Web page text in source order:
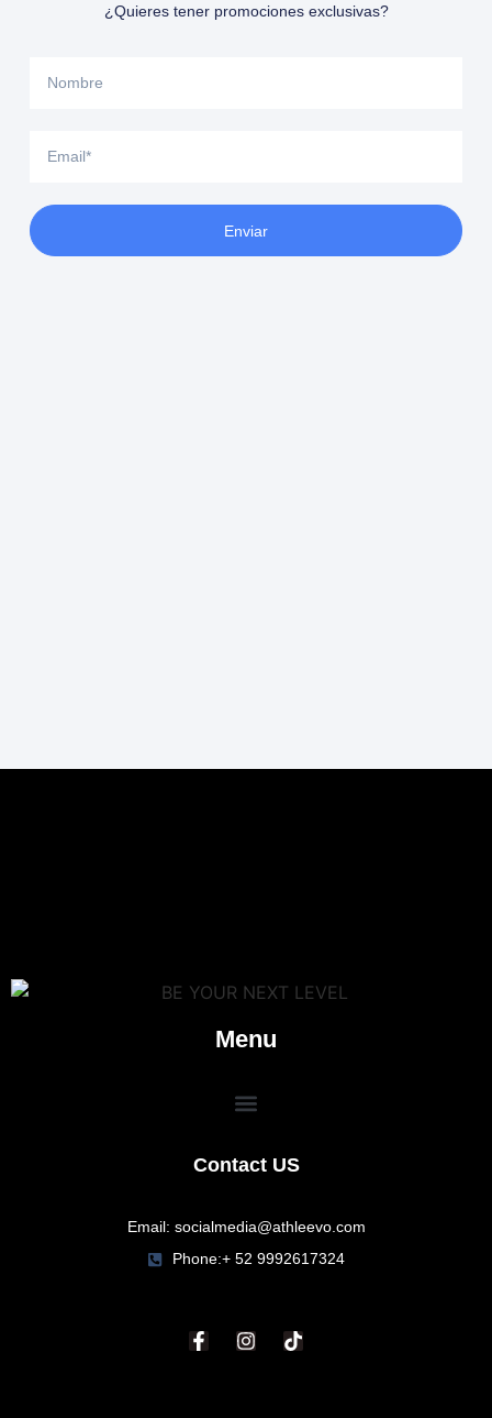
¿Quieres tener promociones exclusivas?
Enviar
Menu
Contact US
Email: socialmedia@athleevo.com
Phone:+ 52 9992617324